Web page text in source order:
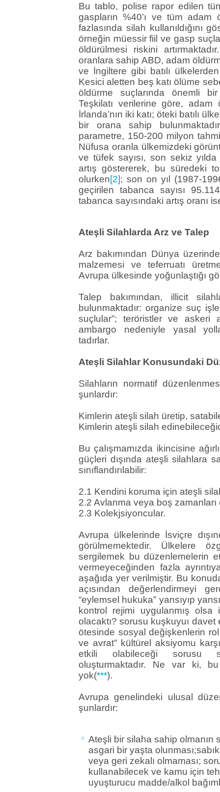
Bu tablo, polise rapor edilen
gaspların %40’ı ve tüm adam
fazlasında silah kullanıldığını
örneğin müessir fiil ve gasp
öldürülmesi riskini
oranlara sahip ABD, adam
ve İngiltere gibi batılı
Kesici aletten beş katı ölüme
öldürme suçlarında önemli
Teşkilatı verilerine göre, adam
İrlanda’nın iki katı; öteki batılı
bir orana sahip bulunmaktadır
parametre, 150-200 milyon
Nüfusa oranla ülkemizdeki
ve tüfek sayısı, son sekiz
artış göstererek, bu süredeki
olurken[2]; son on yıl (1987-
geçirilen tabanca sayısı
tabanca sayısındaki artış oranı
Ateşli Silahlarda Arz ve Talep
Arz bakımından Dünya
malzemesi ve teferruatı
Avrupa ülkesinde yoğunlaştığı
Talep bakımından, illicit
bulunmaktadır: organize suç
suçlular”; teröristler ve askeri
ambargo nedeniyle yasal
tadırlar.
Ateşli Silahlar Konusundaki
Silahların normatif
şunlardır:
Kimlerin ateşli silah üretip,
Kimlerin ateşli silah
Bu çalışmamızda ikincisine
güçleri dışında ateşli silahlara
sınıflandırılabilir:
2.1 Kendini koruma için ateşli
2.2 Avlanma veya boş
2.3 Kolekjsiyoncular.
Avrupa ülkelerinde İsviçre
görülmemektedir. Ülkelere
sergilemek bu düzenlemelerin
vermeyeceğinden fazla
aşağıda yer verilmiştir. Bu
açısından değerlendirmeyi
“eylemsel hukuka” yansıyıp
kontrol rejimi uygulanmış olsa
olacaktı? sorusu kuşkuyuı
ötesinde sosyal değişkenlerin
ve avrat” kültürel aksiyomu
etkili olabileceği sorusu
oluşturmaktadır. Ne var ki,
yok(***).
Avrupa genelindeki ulusal
şunlardır:
Ateşli bir silaha sahip olmanın
asgari bir yaşta
veya geri zekalı olmaması;
kullanabilecek ve kamu için
uyuşturucu madde/alkol